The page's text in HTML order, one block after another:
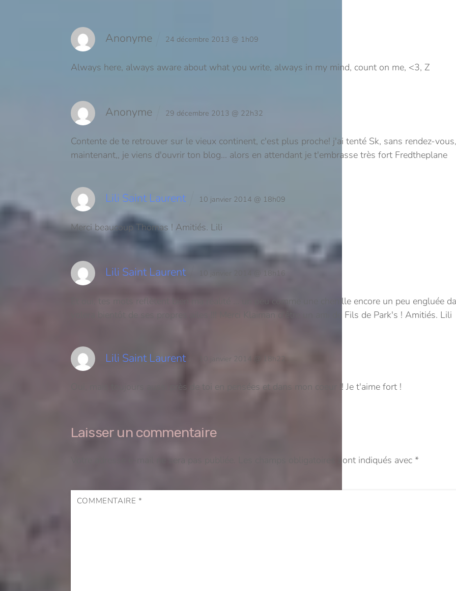
Anonyme 24 décembre 2013 @ 1h09
Always here, always aware about what you write, always in my mind, count on me, <3, Z
Anonyme 29 décembre 2013 @ 22h32
Contente de te retrouver sur le vieux continent, c'est plus proche! j'ai tenté Sk, sans rendez-
maintenant,, je viens d'ouvrir ton blog… alors en attendant je t'embrasse très fort Fredtheplane
Lili Saint Laurent 10 janvier 2014 @ 18h09
Merci beaucoup Thomas ! Amitiés. Lili
Lili Saint Laurent 10 janvier 2014 @ 18h16
Et oui, tes mots reflètent bien ma réalité … un peu comme une chenille encore un peu engluée
volera bientôt de ses propres ailes !!! Merci Klaiman d'être un ami de Fils de Park's ! Amitiés. Lili
Lili Saint Laurent 10 janvier 2014 @ 18h22
Oui, mais toujours aussi près de toi en pensées et dans mon coeur !! Je t'aime fort !
Laisser un commentaire
Les champs obligatoires sont indiqués avec *
COMMENTAIRE*